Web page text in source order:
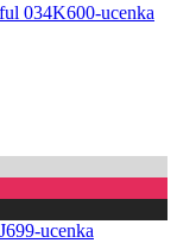
034K600-ucenka